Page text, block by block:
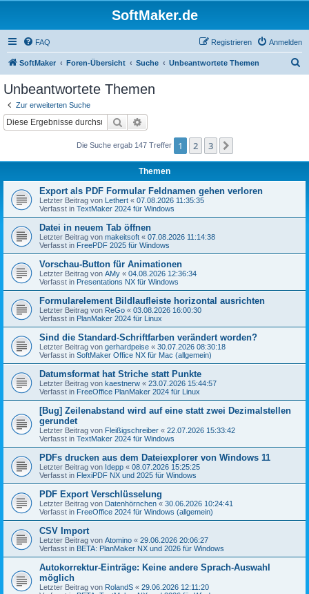
SoftMaker.de
FAQ Anmelden
Registrieren
SoftMaker Foren-Übersicht Suche Unbeantwortete Themen
Unbeantwortete Themen
Zur erweiterten Suche
Suche
Die Suche ergab 147 Treffer 1 2 3
Themen
Export als PDF Formular Feldnamen gehen verloren
Letzter Beitrag von Lethert « 07.08.2026 11:35:35
Verfasst in TextMaker 2024 für Windows
Datei in neuem Tab öffnen
Letzter Beitrag von makeitsoft « 07.08.2026 11:14:38
Verfasst in FreePDF 2025 für Windows
Vorschau-Button für Animationen
Letzter Beitrag von AMy « 04.08.2026 12:36:34
Verfasst in Presentations NX für Windows
Formularelement Bildlaufleiste horizontal ausrichten
Letzter Beitrag von ReGo « 03.08.2026 16:00:30
Verfasst in PlanMaker 2024 für Linux
Sind die Standard-Schriftfarben verändert worden?
Letzter Beitrag von gerhardpeise « 30.07.2026 08:30:18
Verfasst in SoftMaker Office NX für Mac (allgemein)
Datumsformat hat Striche statt Punkte
Letzter Beitrag von kaestnerw « 23.07.2026 15:44:57
Verfasst in FreeOffice PlanMaker 2024 für Linux
[Bug] Zeilenabstand wird auf eine statt zwei Dezimalstellen
gerundet
Letzter Beitrag von Fleißigschreiber « 22.07.2026 15:33:42
Verfasst in TextMaker 2024 für Windows
PDFs drucken aus dem Dateiexplorer von Windows 11
Letzter Beitrag von Idepp « 08.07.2026 15:25:25
Verfasst in FlexiPDF NX und 2025 für Windows
PDF Export Verschlüsselung
Letzter Beitrag von Datenhörnchen « 30.06.2026 10:24:41
Verfasst in FreeOffice 2024 für Windows (allgemein)
CSV Import
Letzter Beitrag von Atomino « 29.06.2026 20:06:27
Verfasst in BETA: PlanMaker NX und 2026 für Windows
Autokorrektur-Einträge: Keine andere Sprach-Auswahl
möglich
Letzter Beitrag von RolandS « 29.06.2026 12:11:20